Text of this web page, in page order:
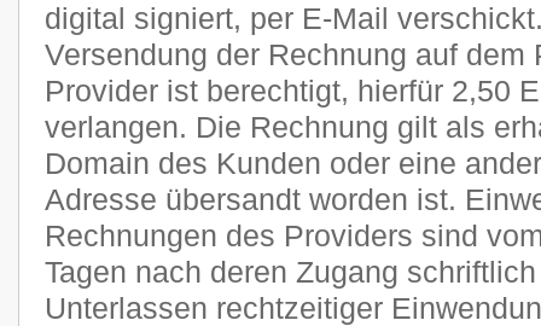
digital signiert, per E-Mail
Versendung der Rechnung auf dem
Provider ist berechtigt, hierfür 2,50
verlangen. Die Rechnung gilt als
Domain des Kunden oder eine
Adresse übersandt worden ist.
Rechnungen des Providers sind
Tagen nach deren Zugang
Unterlassen rechtzeitiger